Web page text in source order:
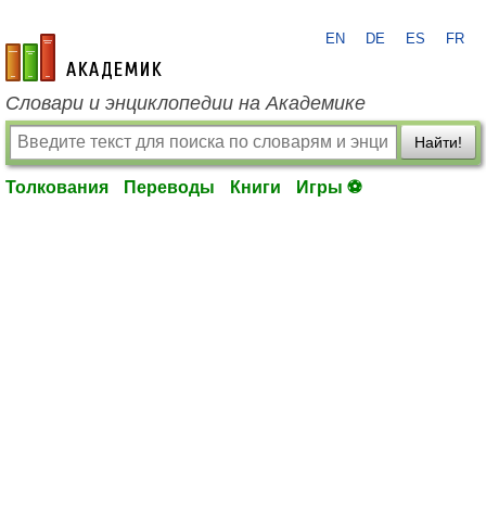
academic.ru
EN DE ES FR
Словари и энциклопедии на Академике
Найти!
Толкования Переводы Книги Игры ⚽